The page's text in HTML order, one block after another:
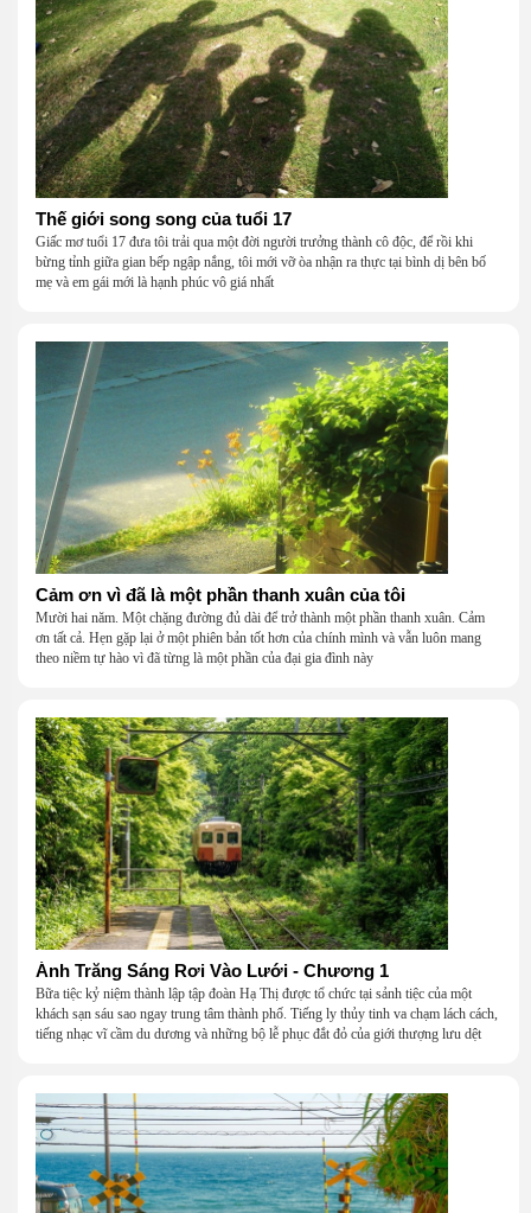
Thế giới song song của tuổi 17
Giấc mơ tuổi 17 đưa tôi trải qua một đời người trưởng thành cô độc, để rồi khi
bừng tỉnh giữa gian bếp ngập nắng, tôi mới vỡ òa nhận ra thực tại bình dị bên bố
mẹ và em gái mới là hạnh phúc vô giá nhất
Cảm ơn vì đã là một phần thanh xuân của tôi
Mười hai năm. Một chặng đường đủ dài để trở thành một phần thanh xuân. Cảm
ơn tất cả. Hẹn gặp lại ở một phiên bản tốt hơn của chính mình và vẫn luôn mang
theo niềm tự hào vì đã từng là một phần của đại gia đình này
Ánh Trăng Sáng Rơi Vào Lưới - Chương 1
Bữa tiệc kỷ niệm thành lập tập đoàn Hạ Thị được tổ chức tại sảnh tiệc của một
khách sạn sáu sao ngay trung tâm thành phố. Tiếng ly thủy tinh va chạm lách cách,
tiếng nhạc vĩ cầm du dương và những bộ lễ phục đắt đỏ của giới thượng lưu dệt